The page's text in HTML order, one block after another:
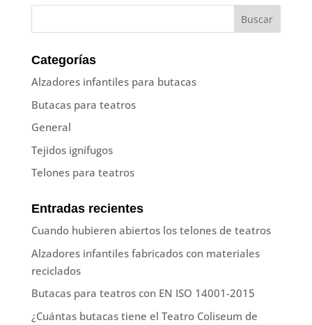
Categorías
Alzadores infantiles para butacas
Butacas para teatros
General
Tejidos ignífugos
Telones para teatros
Entradas recientes
Cuando hubieren abiertos los telones de teatros
Alzadores infantiles fabricados con materiales
reciclados
Butacas para teatros con EN ISO 14001-2015
¿Cuántas butacas tiene el Teatro Coliseum de